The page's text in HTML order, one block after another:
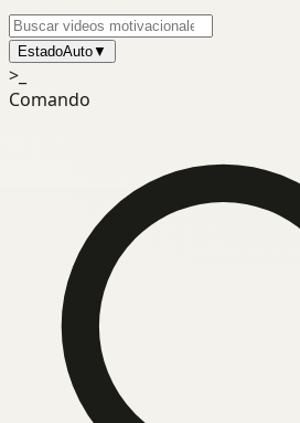
EstadoAuto▼
>_
Comando